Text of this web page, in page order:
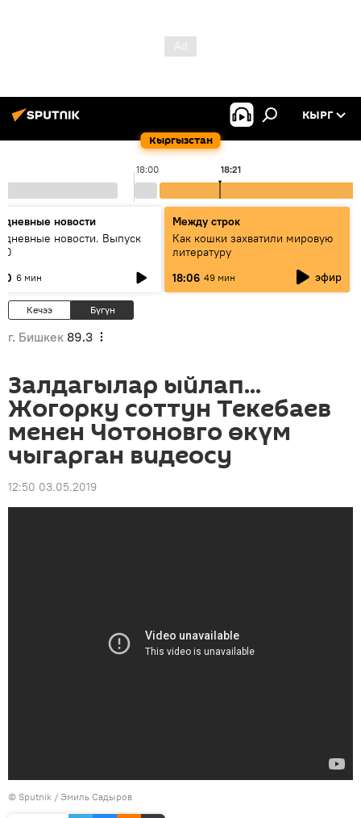
Кыргызстан
КЫРГ
18:00 18:21
новости
новости. Выпуск
6 мин
Между строк
Как кошки захватили мировую
литературу
18:06 49 мин эфир
Кечээ Бүгүн
г. Бишкек 89.3
Залдагылар ыйлап...
Жогорку соттун Текебаев
менен Чотоновго өкүм
чыгарган видеосу
12:50 03.05.2019
© Sputnik / Эмиль Садыров